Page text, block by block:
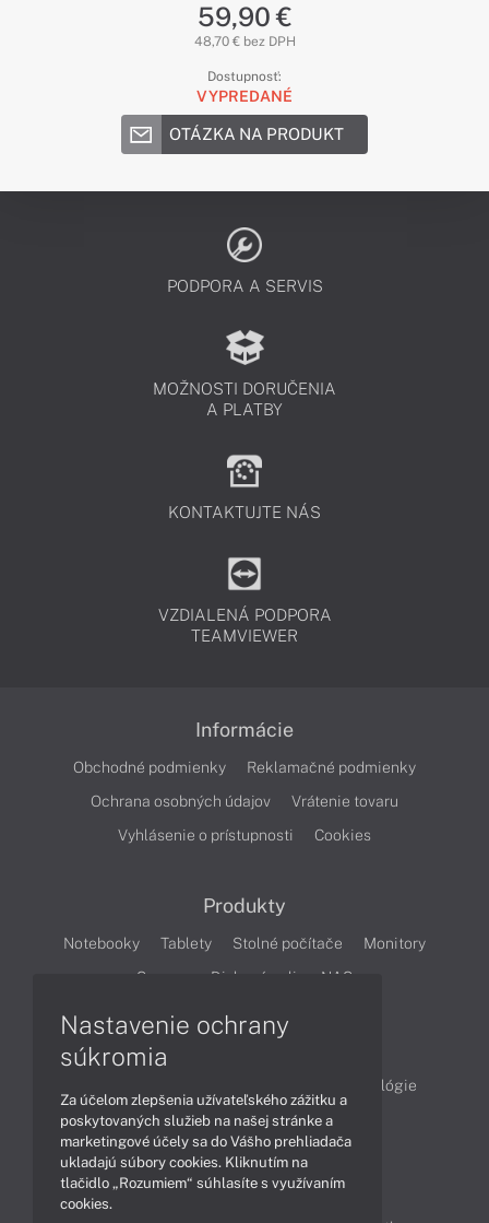
59,90 €
48,70 € bez DPH
Dostupnosť:
VYPREDANÉ
OTÁZKA NA PRODUKT
PODPORA A SERVIS
MOŽNOSTI DORUČENIA
A PLATBY
KONTAKTUJTE NÁS
VZDIALENÁ PODPORA
TEAMVIEWER
Informácie
Obchodné podmienky
Reklamačné podmienky
Ochrana osobných údajov
Vrátenie tovaru
Vyhlásenie o prístupnosti
Cookies
Produkty
Notebooky Tablety Stolné počítače
Monitory
Servery
Diskové polia a NAS
Technológie
Videá
Obsah
Nastavenie ochrany
súkromia
Za účelom zlepšenia užívateľského zážitku a
poskytovaných služieb na našej stránke a
marketingové účely sa do Vášho prehliadača
ukladajú súbory cookies. Kliknutím na
tlačidlo „Rozumiem“ súhlasíte s využívaním
cookies.